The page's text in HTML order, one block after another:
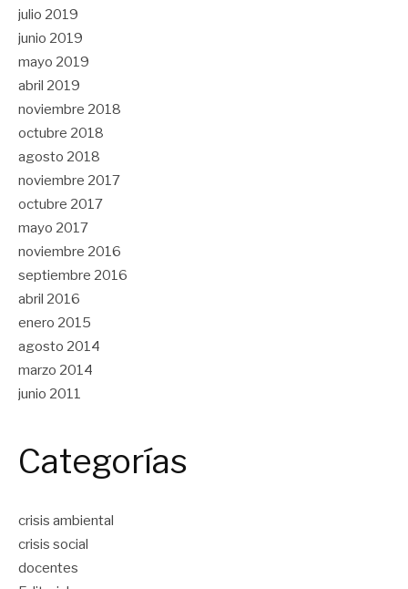
julio 2019
junio 2019
mayo 2019
abril 2019
noviembre 2018
octubre 2018
agosto 2018
noviembre 2017
octubre 2017
mayo 2017
noviembre 2016
septiembre 2016
abril 2016
enero 2015
agosto 2014
marzo 2014
junio 2011
Categorías
crisis ambiental
crisis social
docentes